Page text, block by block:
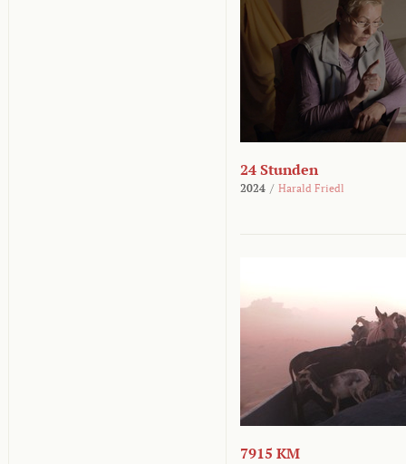
24 Stunden
2024 / Harald Friedl
7915 KM